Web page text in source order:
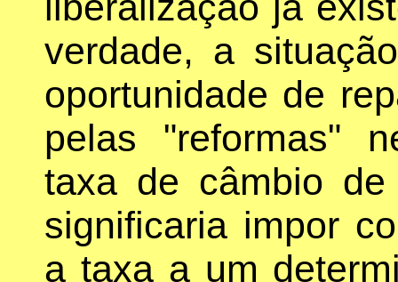
verdade, a
oportunidade de
pelas "reformas"
taxa de câmbio
significaria impor
a taxa a um